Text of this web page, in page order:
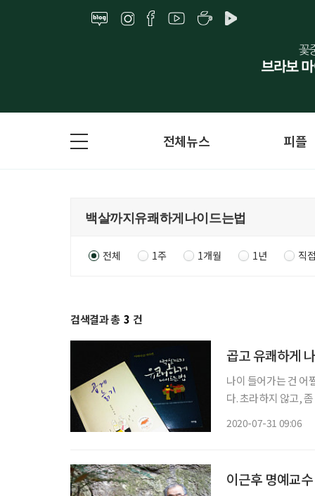
전체뉴스 피플
전체 1주 1개월 1년 직
검색결과 총 3 건
곱고 유쾌하게
나이 들어가는 건 어
다. 초라하지 않고,
2020-07-31 09:06
이근후 명예교